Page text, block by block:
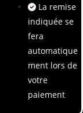
La remise
indiquée se
fera
automatique
ment lors de
votre
paiement